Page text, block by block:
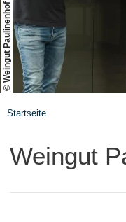
Leichte Sprache
© Weingut Paulinenhof
Startseite
Weingut